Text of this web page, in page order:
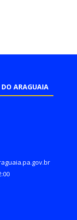
DO ARAGUAIA